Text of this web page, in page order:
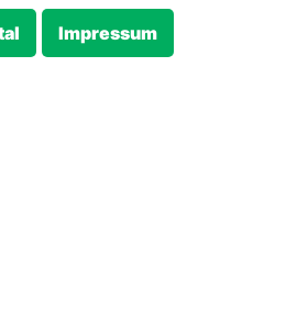
Impressum